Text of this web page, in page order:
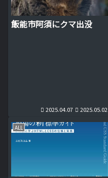
飯能市阿須にクマ出没
2025.04.07 2025.05.02
ALL